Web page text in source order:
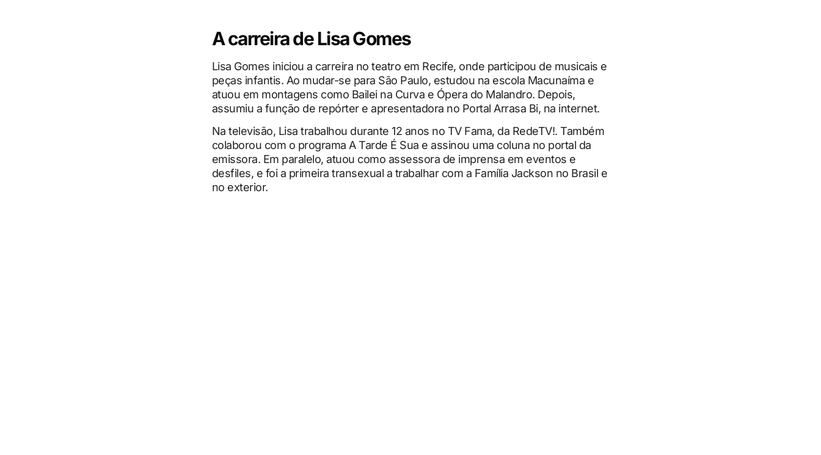
A carreira de Lisa Gomes
Lisa Gomes iniciou a carreira no teatro em Recife, onde participou de musicais e
peças infantis. Ao mudar-se para São Paulo, estudou na escola Macunaíma e
atuou em montagens como Bailei na Curva e Ópera do Malandro. Depois,
assumiu a função de repórter e apresentadora no Portal Arrasa Bi, na internet.
Na televisão, Lisa trabalhou durante 12 anos no TV Fama, da RedeTV!. Também
colaborou com o programa A Tarde É Sua e assinou uma coluna no portal da
emissora. Em paralelo, atuou como assessora de imprensa em eventos e
desfiles, e foi a primeira transexual a trabalhar com a Família Jackson no Brasil e
no exterior.